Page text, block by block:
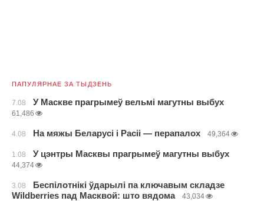
ПАПУЛЯРНАЕ ЗА ТЫДЗЕНЬ
7.08 У Маскве прагрымеў вельмі магутны выбух
61,486
4.08 На мяжы Беларусі і Расіі — перапалох 49,364
1.08 У цэнтры Масквы прагрымеў магутны выбух
44,374
3.08
Беспілотнікі ўдарылі па ключавым складзе
Wildberries пад Масквой: што вядома
43,034